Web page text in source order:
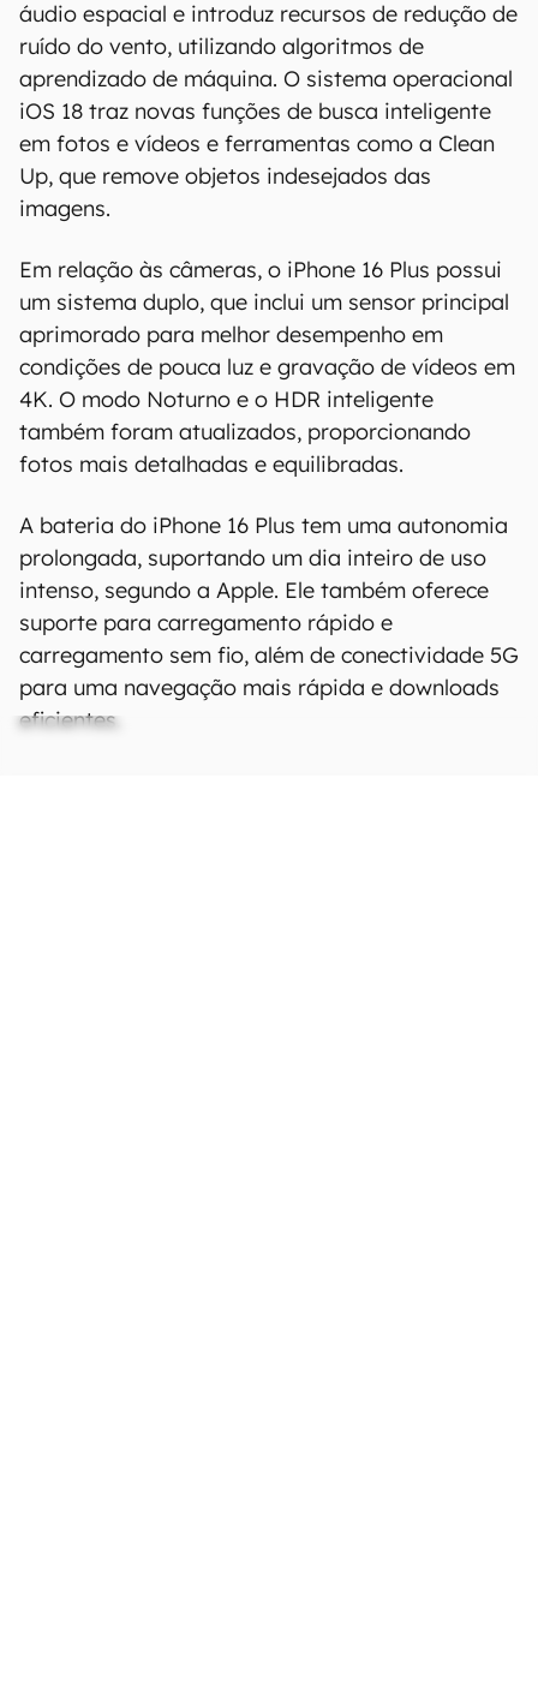
áudio espacial e introduz recursos de redução de
ruído do vento, utilizando algoritmos de
aprendizado de máquina. O sistema operacional
iOS 18 traz novas funções de busca inteligente
em fotos e vídeos e ferramentas como a Clean
Up, que remove objetos indesejados das
imagens​.
Em relação às câmeras, o iPhone 16 Plus possui
um sistema duplo, que inclui um sensor principal
aprimorado para melhor desempenho em
condições de pouca luz e gravação de vídeos em
4K. O modo Noturno e o HDR inteligente
também foram atualizados, proporcionando
fotos mais detalhadas e equilibradas.
A bateria do iPhone 16 Plus tem uma autonomia
prolongada, suportando um dia inteiro de uso
intenso, segundo a Apple. Ele também oferece
suporte para carregamento rápido e
carregamento sem fio, além de conectividade 5G
para uma navegação mais rápida e downloads
eficientes.